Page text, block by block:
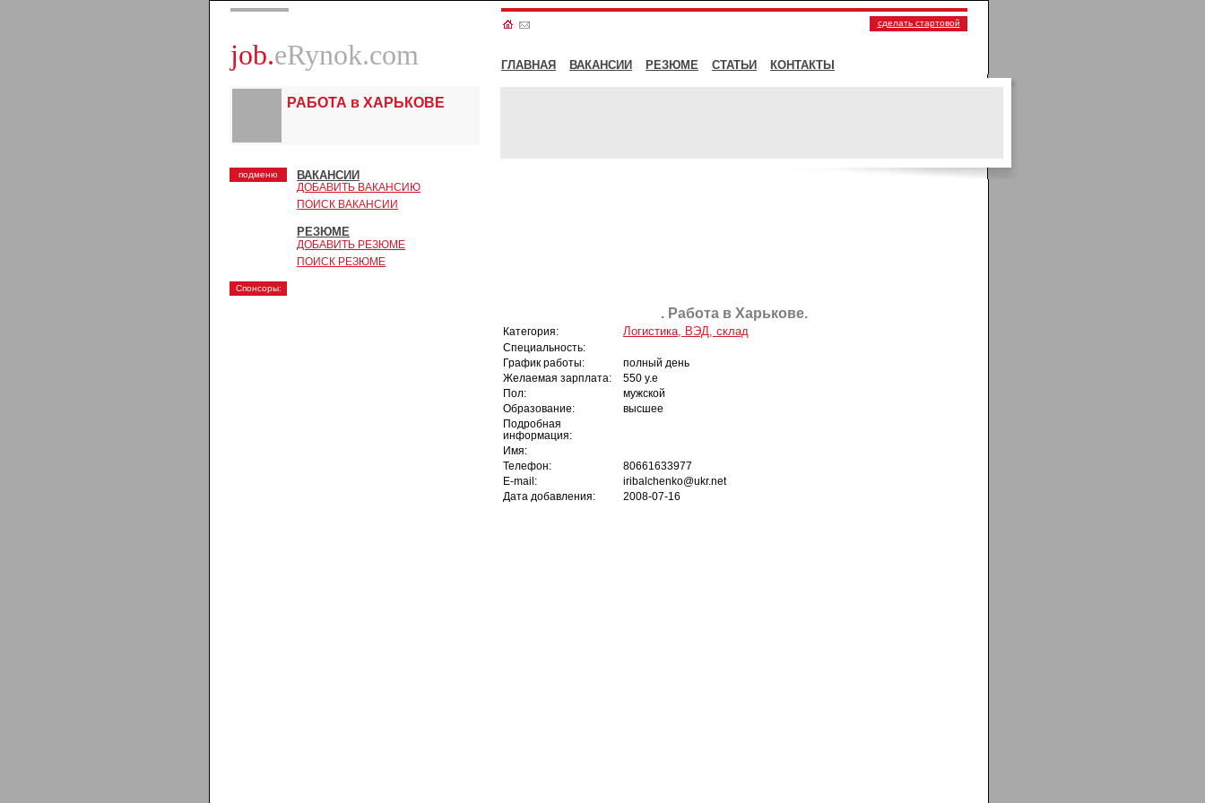
job.eRynok.com
сделать стартовой
ГЛАВНАЯ ВАКАНСИИ РЕЗЮМЕ СТАТЬИ КОНТАКТЫ
РАБОТА в ХАРЬКОВЕ
подменю ВАКАНСИИ
ДОБАВИТЬ ВАКАНСИЮ
ПОИСК ВАКАНСИИ
РЕЗЮМЕ
ДОБАВИТЬ РЕЗЮМЕ
ПОИСК РЕЗЮМЕ
Спонсоры:
. Работа в Харькове.
Категория: Логистика, ВЭД, склад
Специальность:
График работы:
полный день
Желаемая зарплата:
550 у.е
Пол:
мужской
Образование:
высшее
Подробная
информация:
Имя:
Телефон:
80661633977
E-mail:
iribalchenko@ukr.net
Дата добавления:
2008-07-16